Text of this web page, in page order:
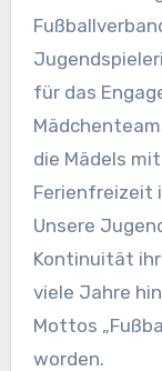
für das
die Mädels
Ferienfreizeit
Unsere
Kontinuität
viele Jahre
Mottos
worden.